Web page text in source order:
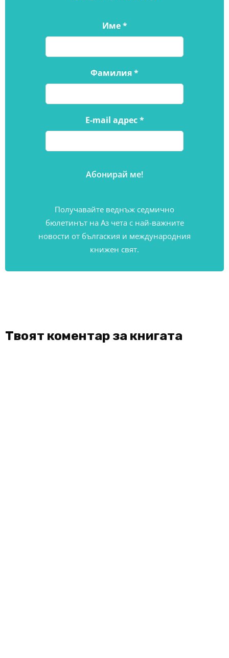
Име*
Фамилия*
E-mail адрес*
Получавайте веднъж седмично
бюлетинът на Аз чета с най-важните
новости от бългаския и международния
книжен свят.
Твоят коментар за книгата